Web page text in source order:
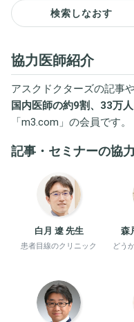
検索しなおす
協力医師紹介
アスクドクターズの記事
国内医師の約9割、33万
「m3.com 」の会員です。
記事・セミナーの協
白月 遼 先生
患者目線のクリニック
森
どう